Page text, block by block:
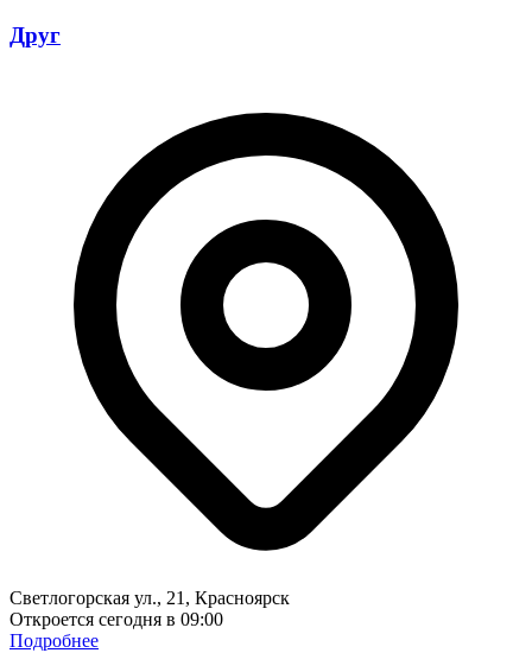
Друг
Светлогорская ул., 21, Красноярск
Откроется сегодня в 09:00
Подробнее